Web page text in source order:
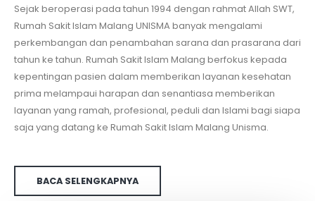
Sejak beroperasi pada tahun 1994 dengan rahmat Allah SWT,
Rumah Sakit Islam Malang UNISMA banyak mengalami
perkembangan dan penambahan sarana dan prasarana dari
tahun ke tahun. Rumah Sakit Islam Malang berfokus kepada
kepentingan pasien dalam memberikan layanan kesehatan
prima melampaui harapan dan senantiasa memberikan
layanan yang ramah, profesional, peduli dan Islami bagi siapa
saja yang datang ke Rumah Sakit Islam Malang Unisma.
BACA SELENGKAPNYA